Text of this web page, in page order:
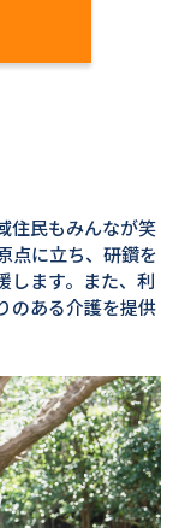
住民もみんなが笑
点に立ち、研鑽を
します。また、利
のある介護を提供